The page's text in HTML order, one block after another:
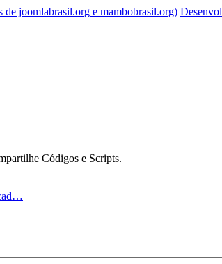
joomlabrasil.org e mambobrasil.org)
Códigos e Scripts.